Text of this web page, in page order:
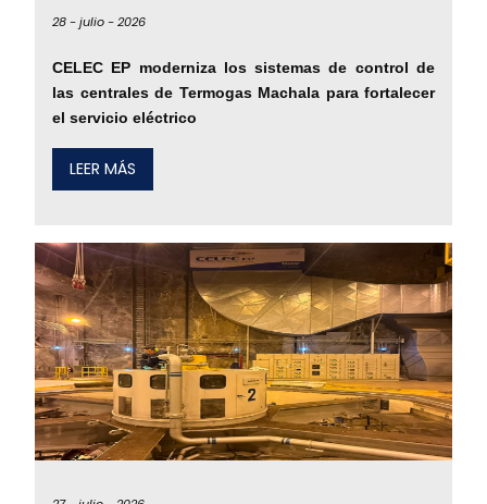
28 -julio -2026
CELEC EP moderniza los sistemas de control de
las centrales de Termogas Machala para fortalecer
el servicio eléctrico
LEER MÁS